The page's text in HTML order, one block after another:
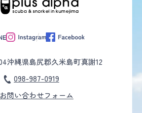
沖縄県島尻郡久米島町真謝12
098-987-0919
お問い合わせフォーム